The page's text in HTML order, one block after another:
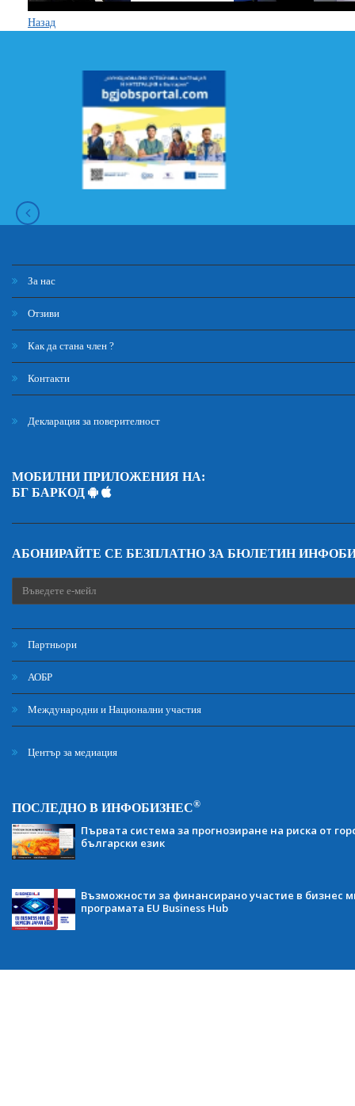
Назад
За нас
Отзиви
Как да стана член ?
Контакти
Декларация за поверителност
МОБИЛНИ ПРИЛОЖЕНИЯ НА:
БГ БАРКОД
АБОНИРАЙТЕ СЕ БЕЗПЛАТНО ЗА БЮЛЕТИН
Партньори
АОБР
Международни и Национални участия
Център за медиация
ПОСЛЕДНО В ИНФОБИЗНЕС®
Първата система за прогнозиране на риска от
български език
Възможности за финансирано участие в бизнес
програмата EU Business Hub